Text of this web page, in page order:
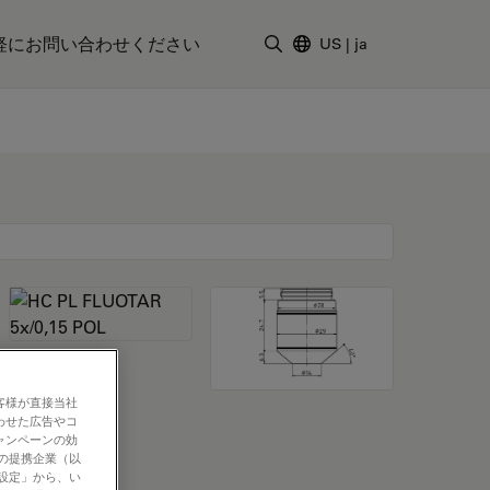
にお問い合わせください US | ja
様が直接当社
た広告やコ
ンペーンの効
提携企業（以
定」から、い